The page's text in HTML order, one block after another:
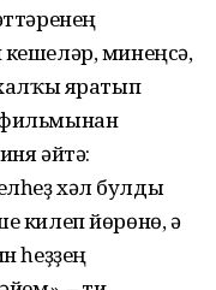
минеңсә,
яратып
әйтә:
хәл булды
килеп йөрөнө, ә
һеҙҙең